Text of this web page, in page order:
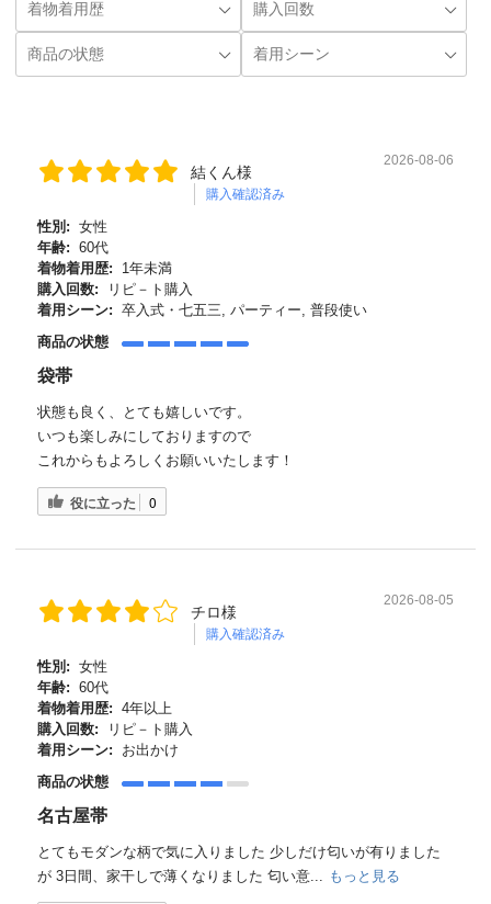
結くん様
購入確認済み
2026-08-06
性別: 女性
年齢: 60代
着物着用歴:
1年未満
購入回数:
リピ－ト購入
着用シーン: 卒入式・七五三, パーティー, 普段使い
商品の状態
袋帯
状態も良く、とても嬉しいです。
いつも楽しみにしておりますので
これからもよろしくお願いいたします！
役に立った 0
チロ様
購入確認済み
2026-08-05
性別: 女性
年齢: 60代
着物着用歴: 4年以上
購入回数:
リピ－ト購入
着用シーン:
お出かけ
商品の状態
名古屋帯
とてもモダンな柄で気に入りました 少しだけ匂いが有りました
が 3日間、家干しで薄くなりました 匂い意...
もっと見る